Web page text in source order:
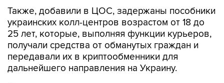
Также, добавили в ЦОС, задержаны пособники
украинских колл-центров возрастом от 18 до
25 лет, которые, выполняя функции курьеров,
получали средства от обманутых граждан и
передавали их в криптообменники для
дальнейшего направления на Украину.